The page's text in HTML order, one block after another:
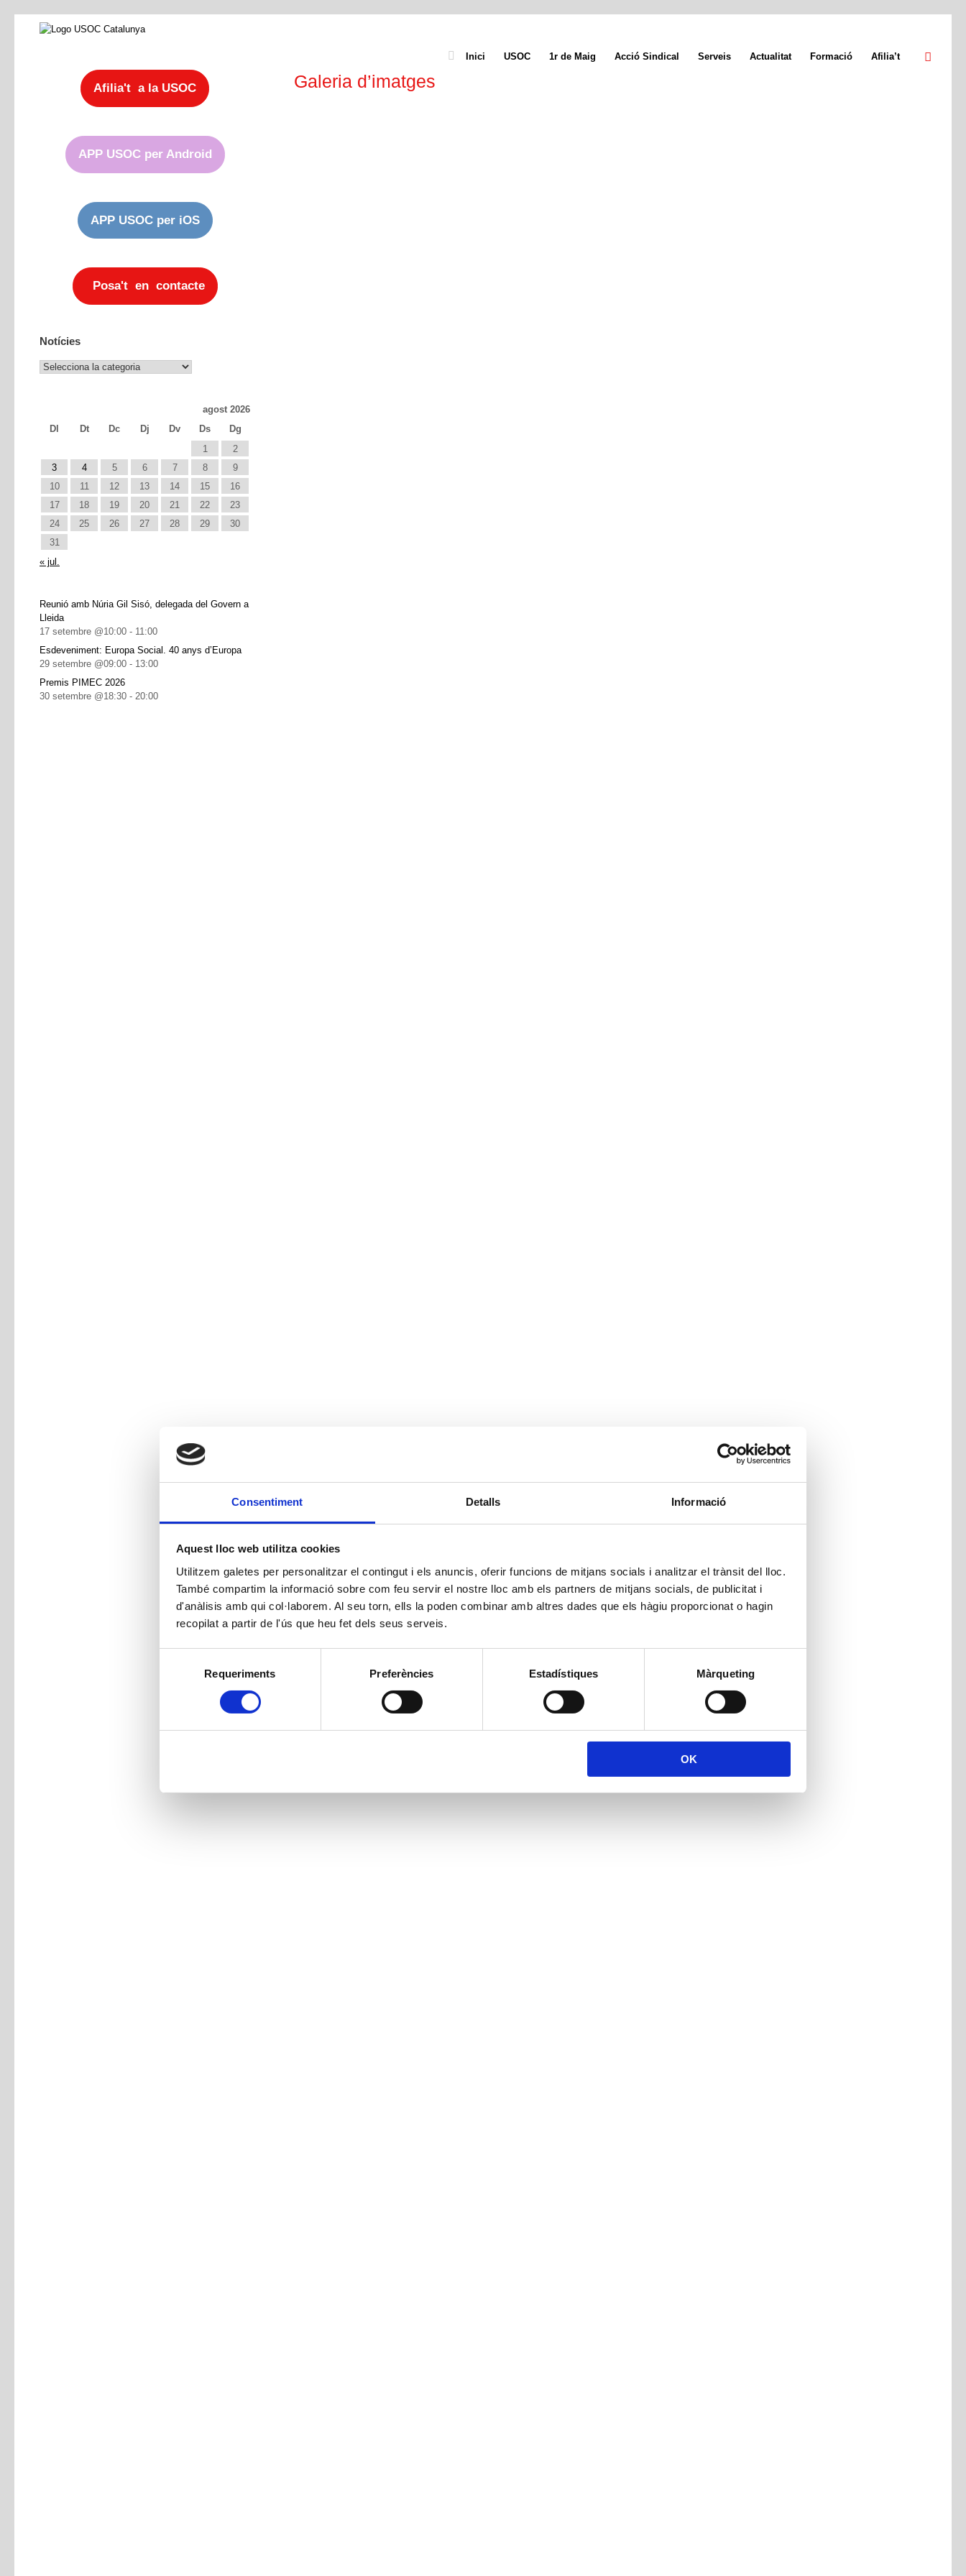
Consentiment Detalls Informació
Aquest lloc web utilitza cookies
Utilitzem galetes per personalitzar el contingut i els anuncis, oferir funcions de mitjans socials i analitzar el trànsit del lloc.
També compartim la informació sobre com feu servir el nostre lloc amb els partners de mitjans socials, de publicitat i
d'anàlisis amb qui col·laborem. Al seu torn, ells la poden combinar amb altres dades que els hàgiu proporcionat o hagin
recopilat a partir de l'ús que heu fet dels seus serveis.
consentiment
Requeriments Preferències Estadístiques Màrqueting
OK
Inici USOC 1r de Maig Acció Sindical Serveis Actualitat Formació Afilia’t
Galeria d’imatges
Afilia't a la USOC
APP USOC per Android
APP USOC per iOS
Posa't en contacte
Notícies
Notícies
agost 2026
Dl
Dt Dc Dj Dv Ds
Dg
1
2
3
4 5 6 7 8
9
10
11 12 13 14 15
16
17
18 19 20 21 22
23
24
25 26 27 28 29
30
31
« jul.
Reunió amb Núria Gil Sisó, delegada del Govern a
Lleida
17 setembre @10:00 - 11:00
Esdeveniment: Europa Social. 40 anys d’Europa
29 setembre @09:00 - 13:00
Premis PIMEC 2026
30 setembre @18:30 - 20:00